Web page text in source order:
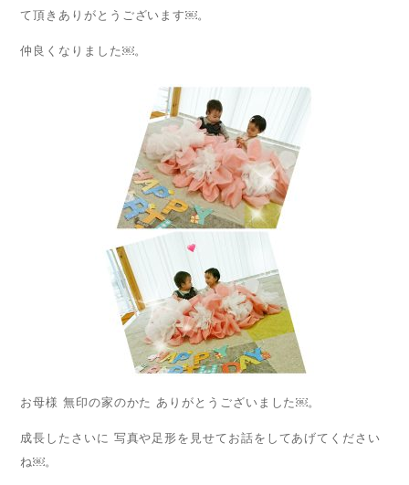
て頂きありがとうございます￼。
仲良くなりました￼。
お母様 無印の家のかた ありがとうございました￼。
成長したさいに 写真や足形を見せてお話をしてあげてください
ね￼。